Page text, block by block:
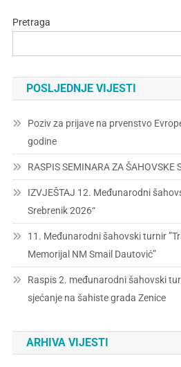
Pretraga
POSLJEDNJE VIJESTI
Poziv za prijave na prvenstvo
godine
RASPIS SEMINARA ZA ŠAHOVSKE
IZVJEŠTAJ 12. Međunarodni
Srebrenik 2026“
11. Međunarodni šahovski turnir
Memorijal NM Smail Dautović”
Raspis 2. međunarodni šahovski
sjećanje na šahiste grada Zenice
ARHIVA VIJESTI